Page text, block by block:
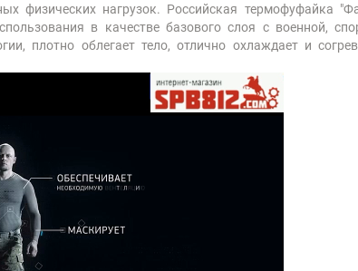
физических нагрузок. Российская термофуфайка
в качестве базового слоя с военной,
плотно облегает тело, отлично охлаждает и